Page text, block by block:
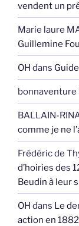
vendent un
Marie laure
Guillemine
OH dans
bonnaventure
BALLAIN-
comme je ne
Frédéric de
d’hoiries des
Beudin à leur
OH dans Le
action en